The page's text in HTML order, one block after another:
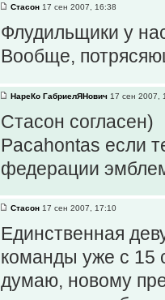
Стасон 17 сен 2007, 16:38
Флудильщики у
Вообще,
НареКо ГабриелЯНович 17 сен 2007,
Стасон согласен)
Pacahontas если
федерации
Стасон 17 сен 2007, 17:10
Единственная
команды уже с 15
думаю, новому